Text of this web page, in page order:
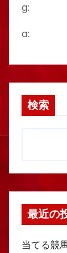
g:
a:
検索
最近の
当てる競